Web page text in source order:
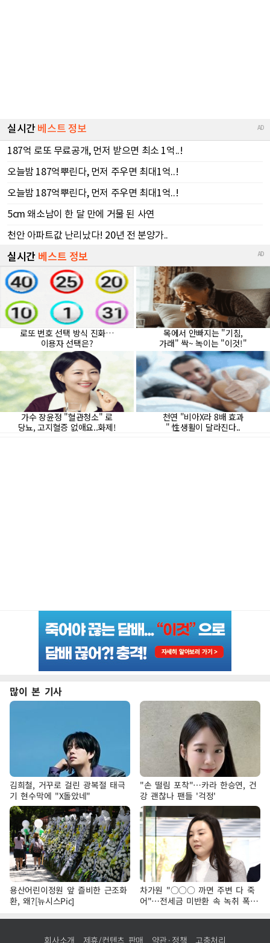
많이 본 기사
김희철, 거꾸로 걸린 광복절 태극
기 현수막에 "X돌았네"
"손 떨림 포착"…카라 한승연, 건
강 괜찮나 팬들 '걱정'
용산어린이정원 앞 즐비한 근조화
환, 왜?[뉴시스Pic]
차가원 "○○○ 까면 주변 다 죽
어"…전세금 미반환 속 녹취 폭로
파장
회사소개 제휴/컨텐츠 판매 약관·정책 고충처리